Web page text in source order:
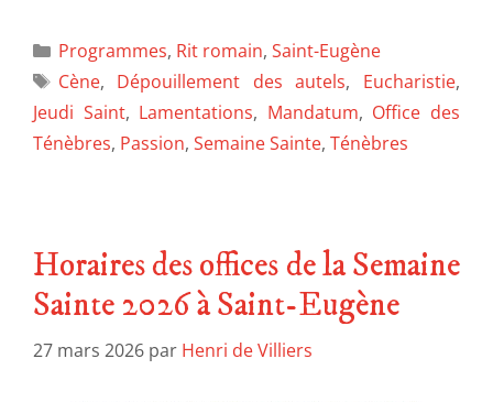
Programmes, Rit romain, Saint-Eugène
Cène, Dépouillement des autels, Eucharistie,
Jeudi Saint, Lamentations, Mandatum, Office des
Ténèbres, Passion, Semaine Sainte, Ténèbres
Horaires des offices de la Semaine
Sainte 2026 à Saint-Eugène
27 mars 2026 par Henri de Villiers